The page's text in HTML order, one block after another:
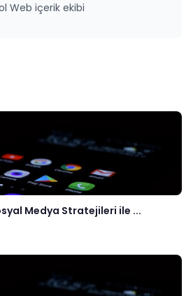
Web içerik ekibi
Medya Stratejileri ile ...